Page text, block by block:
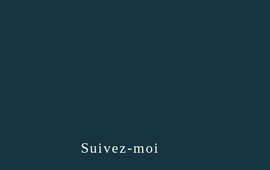
Suivez-moi